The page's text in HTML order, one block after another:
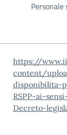
Personale
https://
content/
disponibilita-
RSPP-ai-
Decreto-